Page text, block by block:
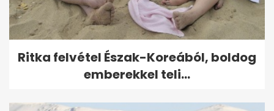
Ritka felvétel Észak-Koreából, boldog
emberekkel teli...